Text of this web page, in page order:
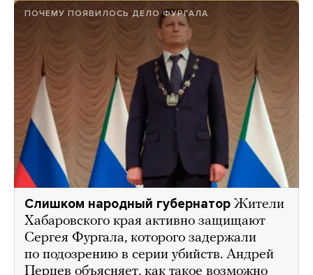
ПОЧЕМУ ПОЯВИЛОСЬ ДЕЛО ФУРГАЛА
Слишком народный губернатор Жители
Хабаровского края активно защищают
Сергея Фургала, которого задержали
по подозрению в серии убийств. Андрей
Перцев объясняет, как такое возможно